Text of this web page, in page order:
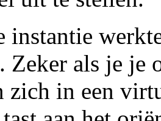
instantie
Zeker als je je
zich in een